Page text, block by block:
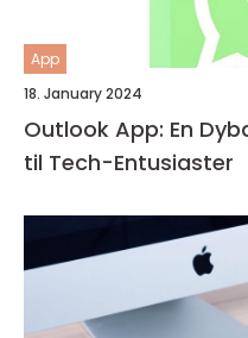
App
18. January 2024
Outlook App: En
til Tech-Entusiaster